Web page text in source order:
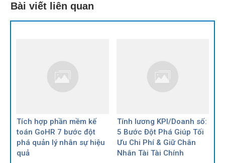
Bài viết liên quan
Tích hợp phần mềm kế
toán GoHR 7 bước đột
phá quản lý nhân sự hiệu
quả
Tính lương KPI/Doanh số:
5 Bước Đột Phá Giúp Tối
Ưu Chi Phí & Giữ Chân
Nhân Tài Tài Chính